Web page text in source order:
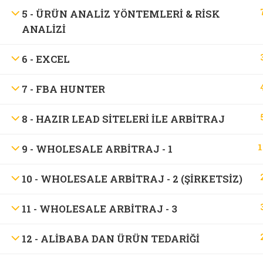
5 - ÜRÜN ANALIZ YÖNTEMLERI & RISK
ANALIZI
6 - EXCEL
7 - FBA HUNTER
8 - HAZIR LEAD SITELERI ILE ARBITRAJ
9 - WHOLESALE ARBITRAJ - 1
10 - WHOLESALE ARBITRAJ - 2 (ŞIRKETSIZ)
11 - WHOLESALE ARBITRAJ - 3
12 - ALIBABA DAN ÜRÜN TEDARIĞI